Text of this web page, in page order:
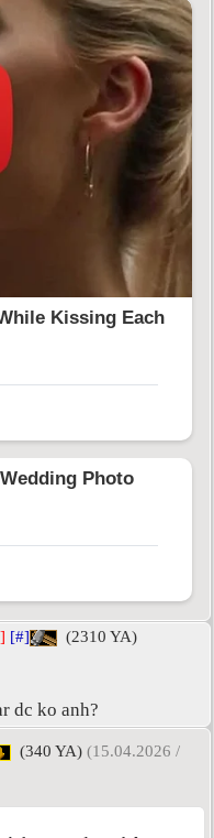
[#]
(2310 YA)
dc ko anh?
(340 YA) (15.04.2026 /